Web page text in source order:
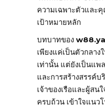
ความเฉพาะตัวและ
เป้าหมายหลัก
บทบาทของ
เพียงแค่เป็นตัวกลาง
เท่านั้น แต่ยังเป็นแ
และการสร้างสรรค์บ
เจ้าของเรือและผู้สน
ครบถ้วน เข้าใจแนว